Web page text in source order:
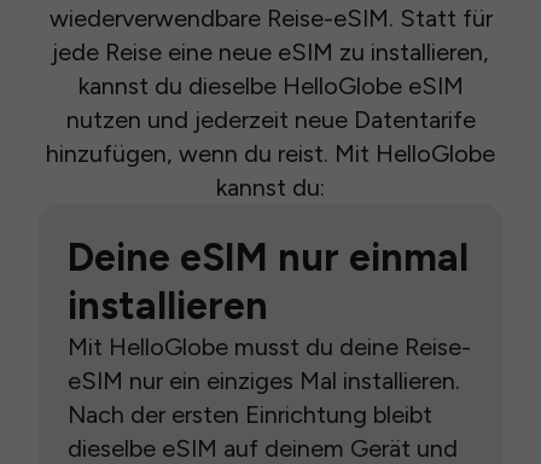
wiederverwendbare Reise-eSIM. Statt für
jede Reise eine neue eSIM zu installieren,
kannst du dieselbe HelloGlobe eSIM
nutzen und jederzeit neue Datentarife
hinzufügen, wenn du reist. Mit HelloGlobe
kannst du:
Deine eSIM nur einmal
installieren
Mit HelloGlobe musst du deine Reise-
eSIM nur ein einziges Mal installieren.
Nach der ersten Einrichtung bleibt
dieselbe eSIM auf deinem Gerät und